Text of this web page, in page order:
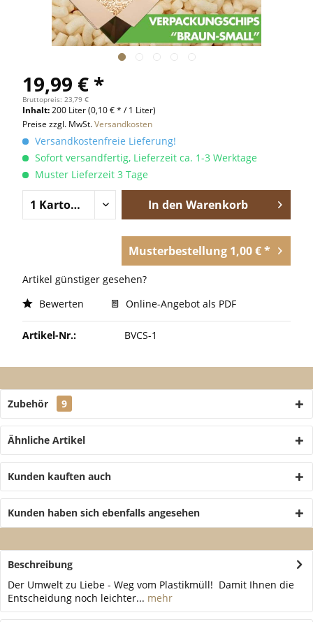
19,99 € *
Bruttopreis: 23,79 €
Inhalt:200 Liter(0,10 € * / 1 Liter)
Preise zzgl. MwSt.Versandkosten
Versandkostenfreie Lieferung!
Sofort versandfertig, Lieferzeit ca. 1-3 Werktage
Muster Lieferzeit 3 Tage
In den Warenkorb
Musterbestellung 1,00 € *
Artikel günstiger gesehen?
Bewerten
Online-Angebot als PDF
Artikel-Nr.: BVCS-1
Zubehör 9
Ähnliche Artikel
Kunden kauften auch
Kunden haben sich ebenfalls angesehen
Beschreibung
Der Umwelt zu Liebe - Weg vom Plastikmüll! Damit Ihnen die
Entscheidung noch leichter... mehr